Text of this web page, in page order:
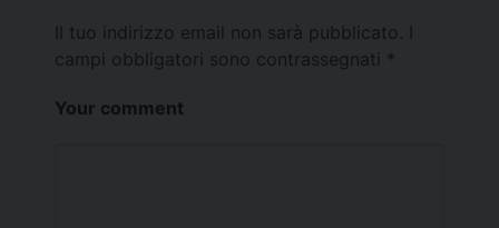
Il tuo indirizzo email non sarà pubblicato.
campi obbligatori sono contrassegnati *
Your comment